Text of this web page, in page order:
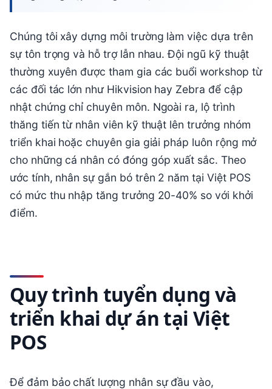
Chúng tôi xây dựng môi trường làm việc dựa trên
sự tôn trọng và hỗ trợ lẫn nhau. Đội ngũ kỹ thuật
thường xuyên được tham gia các buổi workshop từ
các đối tác lớn như Hikvision hay Zebra để cập
nhật chứng chỉ chuyên môn. Ngoài ra, lộ trình
thăng tiến từ nhân viên kỹ thuật lên trưởng nhóm
triển khai hoặc chuyên gia giải pháp luôn rộng mở
cho những cá nhân có đóng góp xuất sắc. Theo
ước tính, nhân sự gắn bó trên 2 năm tại Việt POS
có mức thu nhập tăng trưởng 20-40% so với khởi
điểm.
Quy trình tuyển dụng và
triển khai dự án tại Việt
POS
Để đảm bảo chất lượng nhân sự đầu vào,